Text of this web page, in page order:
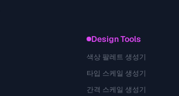
Design Tools
색상 팔레트 생성기
타입 스케일 생성기
간격 스케일 생성기